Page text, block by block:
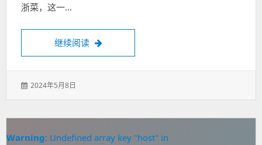
浙菜，这一…
继续阅读 广州天河喝茶上课小館
发
2024年5月8日
Warning: Undefined array key "host" in